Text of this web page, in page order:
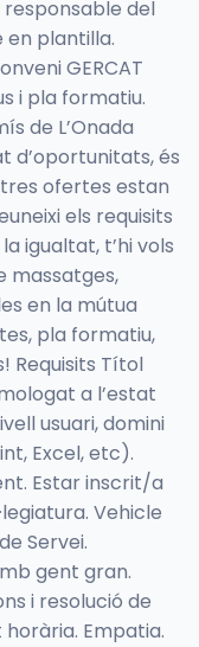
del
en plantilla.
GERCAT
i pla formatiu.
de L’Onada
d’oportunitats, és
ofertes estan
els requisits
igualtat, t’hi vols
massatges,
en la mútua
pla formatiu,
Requisits Títol
a l’estat
usuari, domini
Excel, etc).
Estar inscrit/a
Vehicle
Servei.
gent gran.
i resolució de
Empatia.